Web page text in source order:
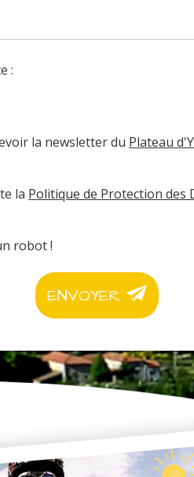
:
la newsletter du Plateau
la Politique de Protection des
robot !
ENVOYER